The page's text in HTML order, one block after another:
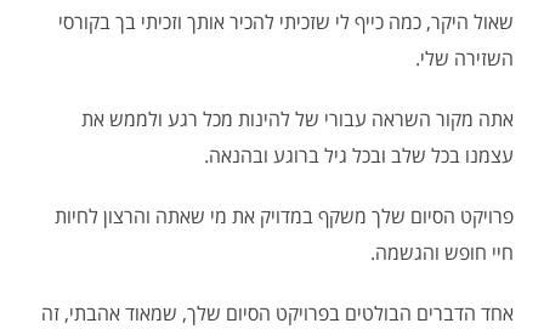
שאול היקר, כמה כייף לי שזכיתי להכיר אותך וזכיתי בך בקורסי
השזירה שלי.
אתה מקור השראה עבורי של להינות מכל רגע ולממש את
עצמנו בכל שלב ובכל גיל ברוגע ובהנאה.
פרויקט הסיום שלך משקף במדויק את מי שאתה והרצון לחיות
חיי חופש והגשמה.
אחד הדברים הבולטים בפרויקט הסיום שלך, שמאוד אהבתי, זה